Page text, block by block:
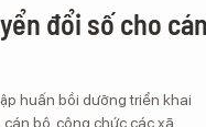
đổi số cho cán
huấn bồi dưỡng triển khai
bộ, công chức các xã,